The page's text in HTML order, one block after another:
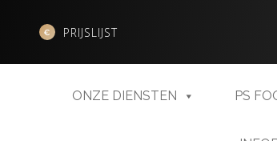
PRIJSLIJST
ONZE DIENSTEN PS